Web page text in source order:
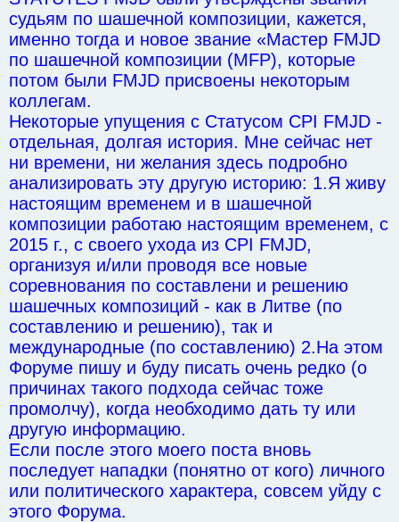
судьям по шашечной композиции, кажется,
именно тогда и новое звание «Мастер FMJD
по шашечной композиции (MFP), которые
потом были FMJD присвоены некоторым
коллегам.
Некоторые упущения с Статусом CPI FMJD -
отдельная, долгая история. Мне сейчас нет
ни времени, ни желания здесь подробно
анализировать эту другую историю: 1.Я живу
настоящим временем и в шашечной
композиции работаю настоящим временем, с
2015 г., с своего ухода из CPI FMJD,
организуя и/или проводя все новые
соревнования по составлени и решению
шашечных композиций - как в Литве (по
составлению и решению), так и
международные (по составлению) 2.На этом
Форуме пишу и буду писать очень редко (о
причинах такого подхода сейчас тоже
промолчу), когда необходимо дать ту или
другую информацию.
Если после этого моего поста вновь
последует нападки (понятно от кого) личного
или политического характера, совсем уйду с
этого Форума.